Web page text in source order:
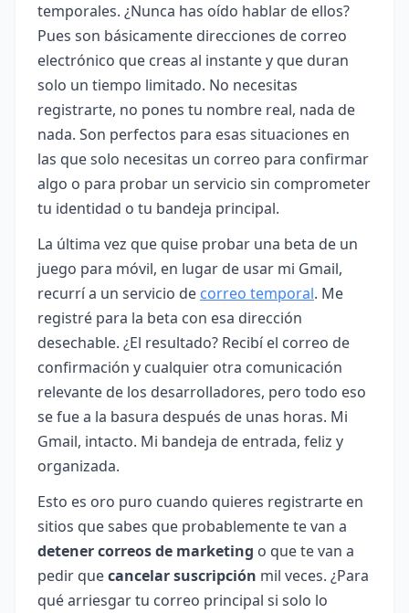
temporales. ¿Nunca has oído hablar de ellos?
Pues son básicamente direcciones de correo
electrónico que creas al instante y que duran
solo un tiempo limitado. No necesitas
registrarte, no pones tu nombre real, nada de
nada. Son perfectos para esas situaciones en
las que solo necesitas un correo para confirmar
algo o para probar un servicio sin comprometer
tu identidad o tu bandeja principal.
La última vez que quise probar una beta de un
juego para móvil, en lugar de usar mi Gmail,
recurrí a un servicio de correo temporal. Me
registré para la beta con esa dirección
desechable. ¿El resultado? Recibí el correo de
confirmación y cualquier otra comunicación
relevante de los desarrolladores, pero todo eso
se fue a la basura después de unas horas. Mi
Gmail, intacto. Mi bandeja de entrada, feliz y
organizada.
Esto es oro puro cuando quieres registrarte en
sitios que sabes que probablemente te van a
detener correos de marketing o que te van a
pedir quecancelar suscripción mil veces. ¿Para
qué arriesgar tu correo principal si solo lo